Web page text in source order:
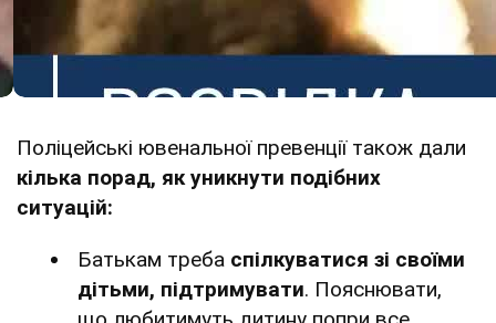
Поліцейські ювенальної превенції також дали
кілька порад, як уникнути подібних
ситуацій:
Батькам треба спілкуватися зі своїми
дітьми, підтримувати. Пояснювати,